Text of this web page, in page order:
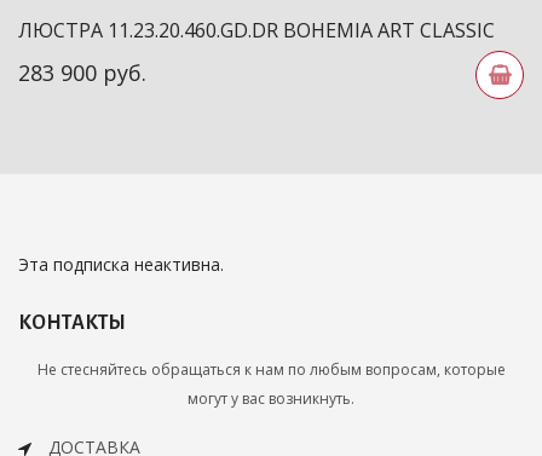
ЛЮСТРА 11.23.20.460.GD.DR BOHEMIA ART CLASSIC
283 900 руб.
Эта подписка неактивна.
КОНТАКТЫ
Не стесняйтесь обращаться к нам по любым вопросам, которые
могут у вас возникнуть.
ДОСТАВКА